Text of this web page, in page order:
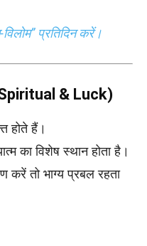
प्रतिदिन करें।
& Luck)
होते हैं।
का विशेष स्थान होता है।
करें तो भाग्य प्रबल रहता